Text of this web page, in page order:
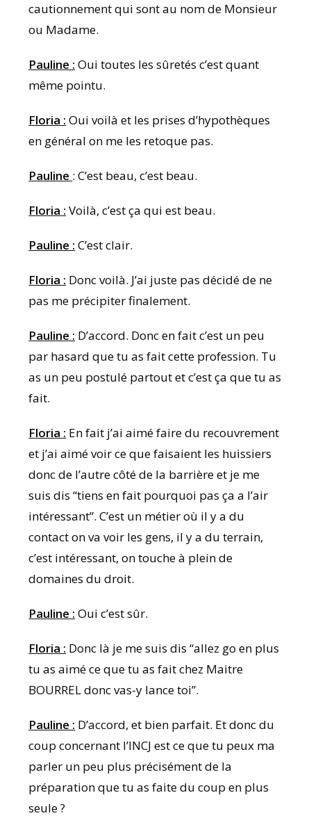
cautionnement qui sont au nom de Monsieur
ou Madame.
Pauline : Oui toutes les sûretés c’est quant
même pointu.
Floria : Oui voilà et les prises d’hypothèques
en général on me les retoque pas.
Pauline : C’est beau, c’est beau.
Floria : Voilà, c’est ça qui est beau.
Pauline : C’est clair.
Floria : Donc voilà. J’ai juste pas décidé de ne
pas me précipiter finalement.
Pauline : D’accord. Donc en fait c’est un peu
par hasard que tu as fait cette profession. Tu
as un peu postulé partout et c’est ça que tu as
fait.
Floria : En fait j’ai aimé faire du recouvrement
et j’ai aimé voir ce que faisaient les huissiers
donc de l’autre côté de la barrière et je me
suis dis “tiens en fait pourquoi pas ça a l’air
intéressant”. C’est un métier où il y a du
contact on va voir les gens, il y a du terrain,
c’est intéressant, on touche à plein de
domaines du droit.
Pauline : Oui c’est sûr.
Floria : Donc là je me suis dis “allez go en plus
tu as aimé ce que tu as fait chez Maitre
BOURREL donc vas-y lance toi”.
Pauline : D’accord, et bien parfait. Et donc du
coup concernant l’INCJ est ce que tu peux ma
parler un peu plus précisément de la
préparation que tu as faite du coup en plus
seule ?